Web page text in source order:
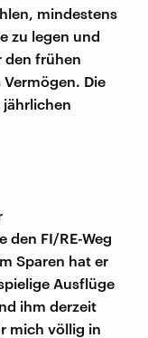
mindestens
zu legen und
den frühen
Die
jährlichen
den FI/RE-Weg
Sparen hat er
Ausflüge
ihm derzeit
mich völlig in